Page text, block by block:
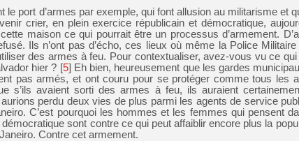
le port d’armes par exemple, qui font allusion au militarisme et
crier, en plein exercice républicain et démocratique,
maison ce qui pourrait être un processus d’armement.
Ils n’ont pas d’écho, ces lieux où même la Police Militaire
des armes à feu. Pour contextualiser, avez-vous vu ce qui
hier ? [5] Eh bien, heureusement que les gardes
pas armés, et ont couru pour se protéger comme tous les
s’ils avaient sorti des armes à feu, ils auraient
perdu deux vies de plus parmi les agents de service
C’est pourquoi les hommes et les femmes qui pensent
sont contre ce qui peut affaiblir encore plus la
Contre cet armement.